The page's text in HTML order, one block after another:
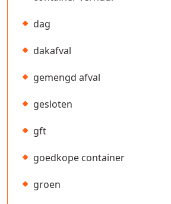
dag
dakafval
gemengd afval
gesloten
gft
goedkope container
groen